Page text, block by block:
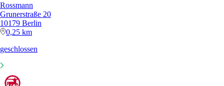
Rossmann
Grunerstraße 20
10179 Berlin
0,25 km
geschlossen